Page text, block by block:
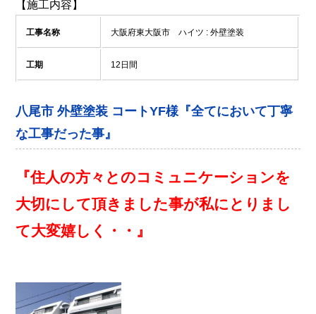
【施工内容】
工事名称 大阪府東大阪市 ハイツ : 外壁塗装
工期 12日間
八尾市 外壁塗装 コートYF様『全てにおいて丁寧
な工事だった事』
『住人の方々とのコミュニケーションを
大切にして頂きました事が私にとりまし
て大変嬉しく・・』